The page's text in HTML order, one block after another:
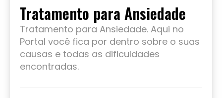
Tratamento para Ansiedade
Tratamento para Ansiedade. Aqui no
Portal você fica por dentro sobre o suas
causas e todas as dificuldades
encontradas.